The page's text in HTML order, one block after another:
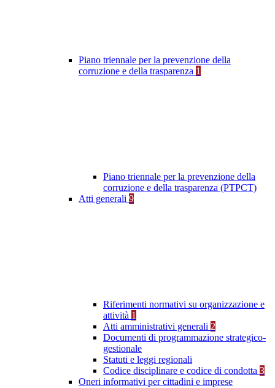
Piano triennale per la prevenzione della
corruzione e della trasparenza 1
Piano triennale per la prevenzione della
corruzione e della trasparenza (PTPCT)
Atti generali 9
Riferimenti normativi su organizzazione e
attività 1
Atti amministrativi generali 2
Documenti di programmazione strategico-
gestionale
Statuti e leggi regionali
Codice disciplinare e codice di condotta 3
Oneri informativi per cittadini e imprese